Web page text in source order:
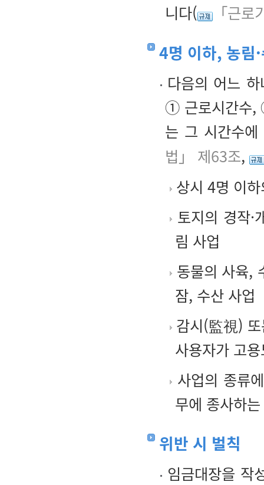
니다(
「근
4명 이하, 농림
다음의 어느
① 근로시간수,
는 그 시간수
법」 제63조,
상시 4명 이
토지의 경작
림 사업
동물의 사육,
잠, 수산 사업
감시(監視)
사용자가 고
사업의 종류
무에 종사하
위반 시 벌칙
임금대장을 작